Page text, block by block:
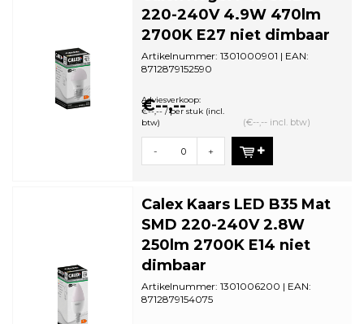
220-240V 4.9W 470lm
2700K E27 niet dimbaar
Artikelnummer: 1301000901 | EAN:
8712879152590
€--,--
Adviesverkoop:
€--,-- / per stuk (incl.
btw)
(€--,-- incl. btw)
- +
Calex Kaars LED B35 Mat
SMD 220-240V 2.8W
250lm 2700K E14 niet
dimbaar
Artikelnummer: 1301006200 | EAN:
8712879154075